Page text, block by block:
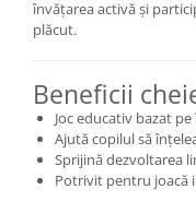
învățarea activă și
plăcut.
Beneficii
Joc educativ bazat
Ajută copilul să
Sprijină dezvoltarea
Potrivit pentru joacă